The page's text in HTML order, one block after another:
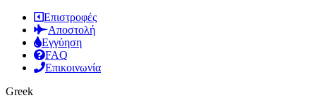
Επιστροφές
Αποστολή
Εγγύηση
FAQ
Επικοινωνία
Greek